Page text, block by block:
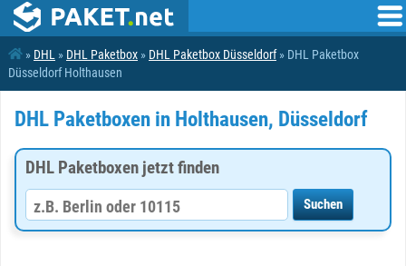
» DHL » DHL Paketbox » DHL Paketbox Düsseldorf» DHL Paketbox
Düsseldorf Holthausen
DHL Paketboxen in Holthausen, Düsseldorf
DHL Paketboxen jetzt finden